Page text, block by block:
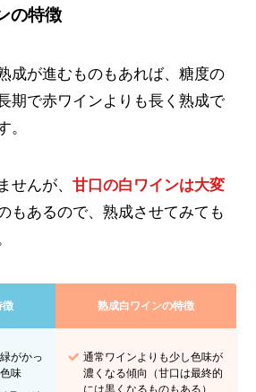
の特徴
成が進むものもあれば、糖度の
期で赤ワインよりも長く熟成で
。
せんが、甘口の白ワインは大変
もあるので、熟成させてみても
徴 熟成白ワインの特徴
がかっ
味
通常ワインよりも少し色味が
濃くなる傾向（甘口は最終的
には黒くなるものもある）